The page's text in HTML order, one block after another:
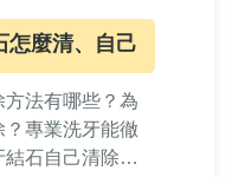
怎麼清、自己
法有哪些？為
專業洗牙能徹
石自己清除，